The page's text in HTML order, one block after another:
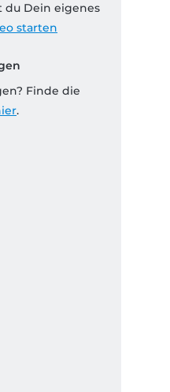
du Dein eigenes
starten
Finde die
.